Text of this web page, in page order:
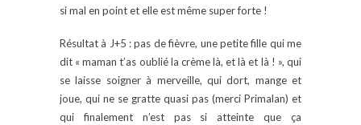
si mal en point et elle est même super forte !
Résultat à J+5 : pas de fièvre, une petite fille qui me
dit « maman t’as oublié la crème là, et là et là ! », qui
se laisse soigner à merveille, qui dort, mange et
joue, qui ne se gratte quasi pas (merci Primalan) et
qui finalement n’est pas si atteinte que ça